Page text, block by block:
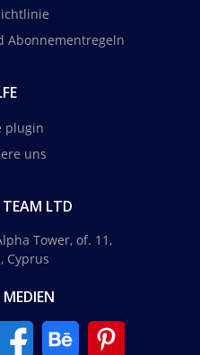
Abonnementregeln
plugin
uns
LTD
Tower, of. 11,
Cyprus